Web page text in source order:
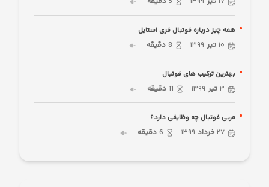
همه چیز درباره فوتبال فری استایل
۱۰ تیر ۱۳۹۹ 8 دقیقه
بهترین ترکیب های فوتبال
۳ تیر ۱۳۹۹ 11 دقیقه
مربی فوتبال چه وظایفی دارد؟
۲۷ خرداد ۱۳۹۹ 6 دقیقه